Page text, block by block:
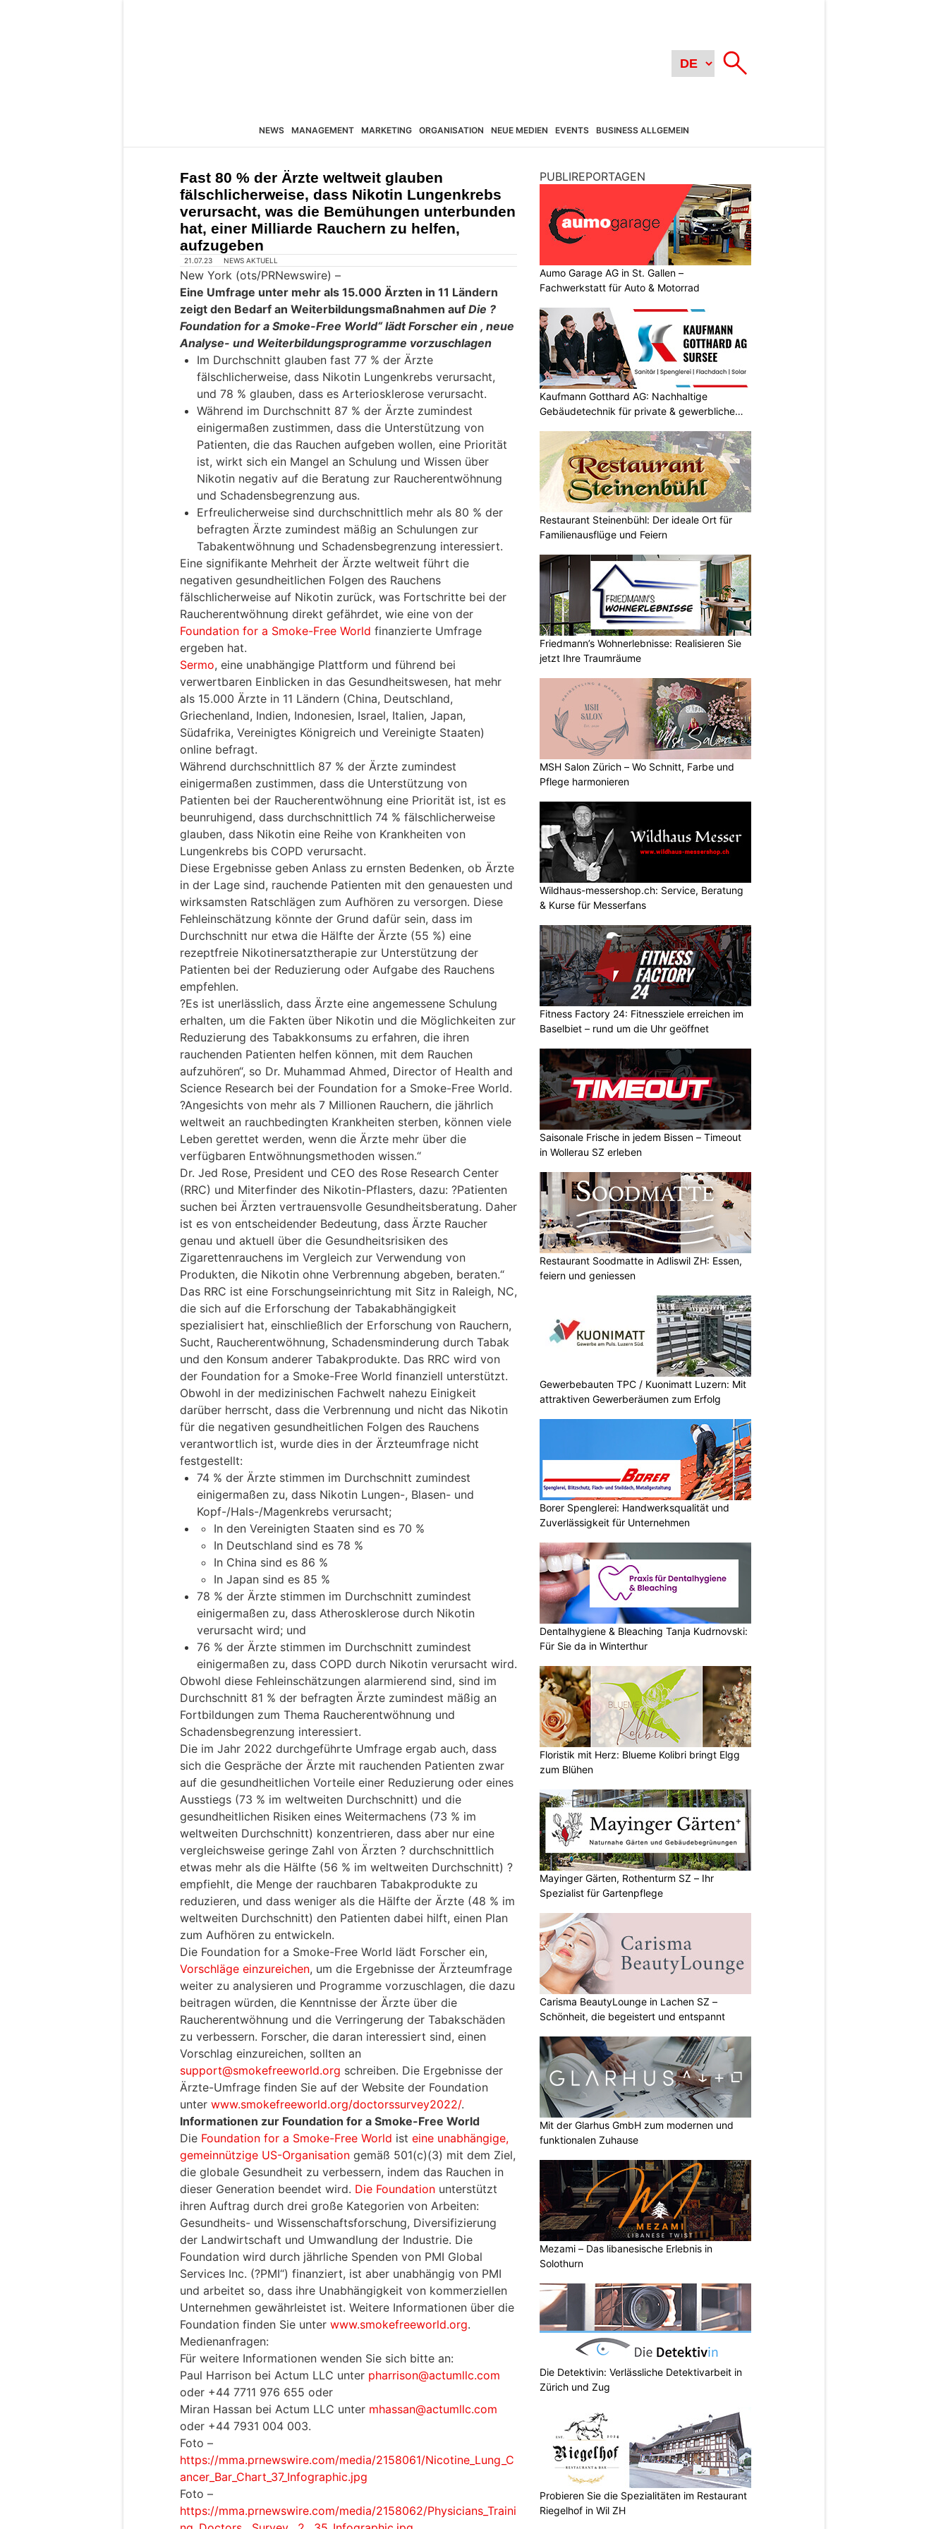
NEWS MANAGEMENT MARKETING ORGANISATION NEUE MEDIEN EVENTS BUSINESS ALLGEMEIN
Fast 80 % der Ärzte weltweit glauben
fälschlicherweise, dass Nikotin Lungenkrebs
verursacht, was die Bemühungen unterbunden
hat, einer Milliarde Rauchern zu helfen,
aufzugeben
21.07.23 NEWS AKTUELL
New York (ots/PRNewswire) –
Eine Umfrage unter mehr als 15.000 Ärzten in 11 Ländern
zeigt den Bedarf an Weiterbildungsmaßnahmen auf Die ?
Foundation for a Smoke-Free World“ lädt Forscher ein , neue
Analyse- und Weiterbildungsprogramme vorzuschlagen
Im Durchschnitt glauben fast 77 % der Ärzte
fälschlicherweise, dass Nikotin Lungenkrebs verursacht,
und 78 % glauben, dass es Arteriosklerose verursacht.
Während im Durchschnitt 87 % der Ärzte zumindest
einigermaßen zustimmen, dass die Unterstützung von
Patienten, die das Rauchen aufgeben wollen, eine Priorität
ist, wirkt sich ein Mangel an Schulung und Wissen über
Nikotin negativ auf die Beratung zur Raucherentwöhnung
und Schadensbegrenzung aus.
Erfreulicherweise sind durchschnittlich mehr als 80 % der
befragten Ärzte zumindest mäßig an Schulungen zur
Tabakentwöhnung und Schadensbegrenzung interessiert.
Eine signifikante Mehrheit der Ärzte weltweit führt die
negativen gesundheitlichen Folgen des Rauchens
fälschlicherweise auf Nikotin zurück, was Fortschritte bei der
Raucherentwöhnung direkt gefährdet, wie eine von der
Foundation for a Smoke-Free World finanzierte Umfrage
ergeben hat.
Sermo, eine unabhängige Plattform und führend bei
verwertbaren Einblicken in das Gesundheitswesen, hat mehr
als 15.000 Ärzte in 11 Ländern (China, Deutschland,
Griechenland, Indien, Indonesien, Israel, Italien, Japan,
Südafrika, Vereinigtes Königreich und Vereinigte Staaten)
online befragt.
Während durchschnittlich 87 % der Ärzte zumindest
einigermaßen zustimmen, dass die Unterstützung von
Patienten bei der Raucherentwöhnung eine Priorität ist, ist es
beunruhigend, dass durchschnittlich 74 % fälschlicherweise
glauben, dass Nikotin eine Reihe von Krankheiten von
Lungenkrebs bis COPD verursacht.
Diese Ergebnisse geben Anlass zu ernsten Bedenken, ob Ärzte
in der Lage sind, rauchende Patienten mit den genauesten und
wirksamsten Ratschlägen zum Aufhören zu versorgen. Diese
Fehleinschätzung könnte der Grund dafür sein, dass im
Durchschnitt nur etwa die Hälfte der Ärzte (55 %) eine
rezeptfreie Nikotinersatztherapie zur Unterstützung der
Patienten bei der Reduzierung oder Aufgabe des Rauchens
empfehlen.
?Es ist unerlässlich, dass Ärzte eine angemessene Schulung
erhalten, um die Fakten über Nikotin und die Möglichkeiten zur
Reduzierung des Tabakkonsums zu erfahren, die ihren
rauchenden Patienten helfen können, mit dem Rauchen
aufzuhören“, so Dr. Muhammad Ahmed, Director of Health and
Science Research bei der Foundation for a Smoke-Free World.
?Angesichts von mehr als 7 Millionen Rauchern, die jährlich
weltweit an rauchbedingten Krankheiten sterben, können viele
Leben gerettet werden, wenn die Ärzte mehr über die
verfügbaren Entwöhnungsmethoden wissen.“
Dr. Jed Rose, President und CEO des Rose Research Center
(RRC) und Miterfinder des Nikotin-Pflasters, dazu: ?Patienten
suchen bei Ärzten vertrauensvolle Gesundheitsberatung. Daher
ist es von entscheidender Bedeutung, dass Ärzte Raucher
genau und aktuell über die Gesundheitsrisiken des
Zigarettenrauchens im Vergleich zur Verwendung von
Produkten, die Nikotin ohne Verbrennung abgeben, beraten.“
Das RRC ist eine Forschungseinrichtung mit Sitz in Raleigh, NC,
die sich auf die Erforschung der Tabakabhängigkeit
spezialisiert hat, einschließlich der Erforschung von Rauchern,
Sucht, Raucherentwöhnung, Schadensminderung durch Tabak
und den Konsum anderer Tabakprodukte. Das RRC wird von
der Foundation for a Smoke-Free World finanziell unterstützt.
Obwohl in der medizinischen Fachwelt nahezu Einigkeit
darüber herrscht, dass die Verbrennung und nicht das Nikotin
für die negativen gesundheitlichen Folgen des Rauchens
verantwortlich ist, wurde dies in der Ärzteumfrage nicht
festgestellt:
74 % der Ärzte stimmen im Durchschnitt zumindest
einigermaßen zu, dass Nikotin Lungen-, Blasen- und
Kopf-/Hals-/Magenkrebs verursacht;
In den Vereinigten Staaten sind es 70 %
In Deutschland sind es 78 %
In China sind es 86 %
In Japan sind es 85 %
78 % der Ärzte stimmen im Durchschnitt zumindest
einigermaßen zu, dass Atherosklerose durch Nikotin
verursacht wird; und
76 % der Ärzte stimmen im Durchschnitt zumindest
einigermaßen zu, dass COPD durch Nikotin verursacht wird.
Obwohl diese Fehleinschätzungen alarmierend sind, sind im
Durchschnitt 81 % der befragten Ärzte zumindest mäßig an
Fortbildungen zum Thema Raucherentwöhnung und
Schadensbegrenzung interessiert.
Die im Jahr 2022 durchgeführte Umfrage ergab auch, dass
sich die Gespräche der Ärzte mit rauchenden Patienten zwar
auf die gesundheitlichen Vorteile einer Reduzierung oder eines
Ausstiegs (73 % im weltweiten Durchschnitt) und die
gesundheitlichen Risiken eines Weitermachens (73 % im
weltweiten Durchschnitt) konzentrieren, dass aber nur eine
vergleichsweise geringe Zahl von Ärzten ? durchschnittlich
etwas mehr als die Hälfte (56 % im weltweiten Durchschnitt) ?
empfiehlt, die Menge der rauchbaren Tabakprodukte zu
reduzieren, und dass weniger als die Hälfte der Ärzte (48 % im
weltweiten Durchschnitt) den Patienten dabei hilft, einen Plan
zum Aufhören zu entwickeln.
Die Foundation for a Smoke-Free World lädt Forscher ein,
Vorschläge einzureichen, um die Ergebnisse der Ärzteumfrage
weiter zu analysieren und Programme vorzuschlagen, die dazu
beitragen würden, die Kenntnisse der Ärzte über die
Raucherentwöhnung und die Verringerung der Tabakschäden
zu verbessern. Forscher, die daran interessiert sind, einen
Vorschlag einzureichen, sollten an
support@smokefreeworld.org schreiben. Die Ergebnisse der
Ärzte-Umfrage finden Sie auf der Website der Foundation
unter www.smokefreeworld.org/doctorssurvey2022/.
Informationen zur Foundation for a Smoke-Free World
Die Foundation for a Smoke-Free World ist eine unabhängige,
gemeinnützige US-Organisation gemäß 501(c)(3) mit dem Ziel,
die globale Gesundheit zu verbessern, indem das Rauchen in
dieser Generation beendet wird. Die Foundation unterstützt
ihren Auftrag durch drei große Kategorien von Arbeiten:
Gesundheits- und Wissenschaftsforschung, Diversifizierung
der Landwirtschaft und Umwandlung der Industrie. Die
Foundation wird durch jährliche Spenden von PMI Global
Services Inc. (?PMI“) finanziert, ist aber unabhängig von PMI
und arbeitet so, dass ihre Unabhängigkeit von kommerziellen
Unternehmen gewährleistet ist. Weitere Informationen über die
Foundation finden Sie unter www.smokefreeworld.org.
Medienanfragen:
Für weitere Informationen wenden Sie sich bitte an:
Paul Harrison bei Actum LLC unter pharrison@actumllc.com
oder +44 7711 976 655 oder
Miran Hassan bei Actum LLC unter mhassan@actumllc.com
oder +44 7931 004 003.
Foto –
https://mma.prnewswire.com/media/2158061/Nicotine_Lung_C
ancer_Bar_Chart_37_Infographic.jpg
Foto –
https://mma.prnewswire.com/media/2158062/Physicians_Traini
PUBLIREPORTAGEN
Aumo Garage AG in St. Gallen –
Fachwerkstatt für Auto & Motorrad
Kaufmann Gotthard AG: Nachhaltige
Gebäudetechnik für private & gewerbliche
Restaurant Steinenbühl: Der ideale Ort für
Familienausflüge und Feiern
Friedmann’s Wohnerlebnisse: Realisieren Sie
jetzt Ihre Traumräume
MSH Salon Zürich – Wo Schnitt, Farbe und
Pflege harmonieren
Wildhaus-messershop.ch: Service, Beratung
& Kurse für Messerfans
Fitness Factory 24: Fitnessziele erreichen im
Baselbiet – rund um die Uhr geöffnet
Saisonale Frische in jedem Bissen – Timeout
in Wollerau SZ erleben
Restaurant Soodmatte in Adliswil ZH: Essen,
feiern und geniessen
Gewerbebauten TPC / Kuonimatt Luzern: Mit
attraktiven Gewerberäumen zum Erfolg
Borer Spenglerei: Handwerksqualität und
Zuverlässigkeit für Unternehmen
Dentalhygiene & Bleaching Tanja Kudrnovski:
Für Sie da in Winterthur
Floristik mit Herz: Blueme Kolibri bringt Elgg
zum Blühen
Mayinger Gärten, Rothenturm SZ – Ihr
Spezialist für Gartenpflege
Carisma BeautyLounge in Lachen SZ –
Schönheit, die begeistert und entspannt
Mit der Glarhus GmbH zum modernen und
funktionalen Zuhause
Mezami – Das libanesische Erlebnis in
Solothurn
Die Detektivin: Verlässliche Detektivarbeit in
Zürich und Zug
Probieren Sie die Spezialitäten im Restaurant
Riegelhof in Wil ZH